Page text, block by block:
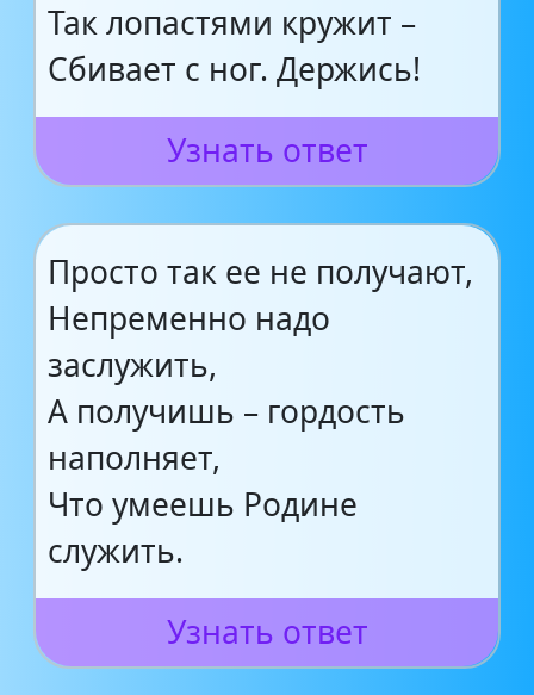
Так лопастями кружит –
Сбивает с ног. Держись!
Узнать ответ
Просто так ее не получают,
Непременно надо
заслужить,
А получишь – гордость
наполняет,
Что умеешь Родине
служить.
Узнать ответ